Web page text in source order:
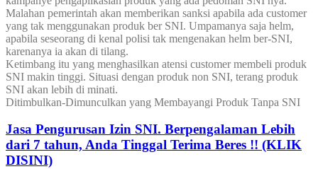
Malahan pemerintah akan memberikan sanksi apabila ada customer
yang tak menggunakan produk ber SNI. Umpamanya saja helm,
apabila seseorang di kenal polisi tak mengenakan helm ber-SNI,
karenanya ia akan di tilang.
Ketimbang itu yang menghasilkan atensi customer membeli produk
SNI makin tinggi. Situasi dengan produk non SNI, terang produk
SNI akan lebih di minati.
Ditimbulkan-Dimunculkan yang Membayangi Produk Tanpa SNI
Jasa Pengurusan Izin SNI. Berpengalaman Lebih
dari 7 tahun, Anda Tinggal Terima Beres !! (KLIK
DISINI)